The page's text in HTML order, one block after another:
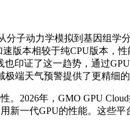
动力学模拟到基因组学
版本相较于纯CPU版本，
印证了这一趋势，通过
端天气预警提供了更精细的
年，GMO GPU
一代GPU的性能。这些